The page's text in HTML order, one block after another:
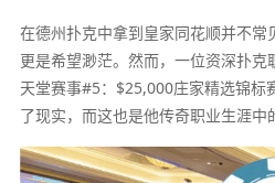
在德州扑克中拿到皇家同花顺并不常
更是希望渺茫。然而，一位资深扑克
天堂赛事#5：$25,000庄家精选锦标
了现实，而这也是他传奇职业生涯中